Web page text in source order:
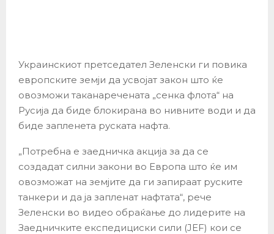
Украинскиот претседател Зеленски ги повика
европските земји да усвојат закон што ќе
овозможи таканаречената „сенка флота“ на
Русија да биде блокирана во нивните води и да
биде запленета руската нафта.
„Потребна е заедничка акција за да се
создадат силни закони во Европа што ќе им
овозможат на земјите да ги запираат руските
танкери и да ја запленат нафтата“, рече
Зеленски во видео обраќање до лидерите на
Заедничките експедициски сили (JEF) кои се